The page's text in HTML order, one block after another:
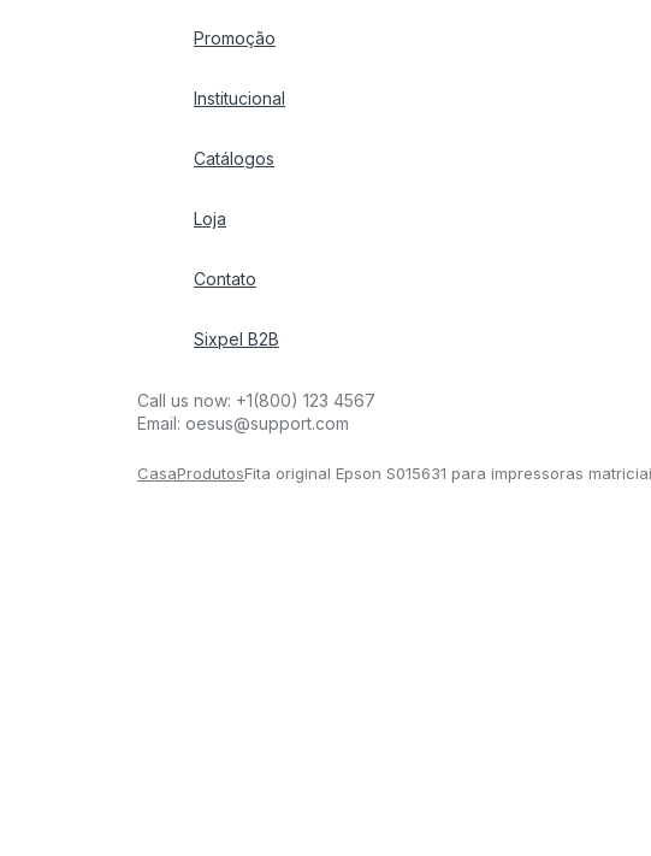
Promoção
Institucional
Catálogos
Loja
Contato
Sixpel B2B
Call us now: +1(800) 123 4567
Email: oesus@support.com
CasaProdutosFita original Epson S015631 para impressoras